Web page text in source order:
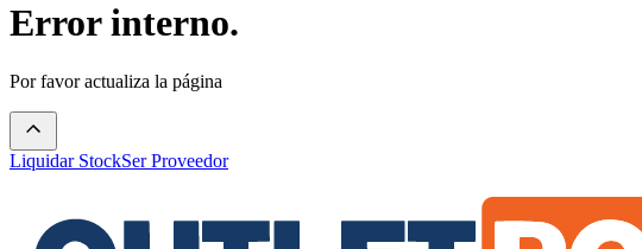
Error interno.
Por favor actualiza la página
Liquidar StockSer Proveedor